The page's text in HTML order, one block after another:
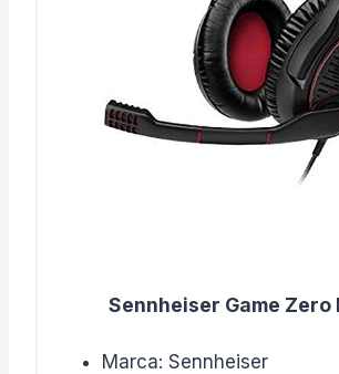
Sennheiser Game Zero
Marca: Sennheiser